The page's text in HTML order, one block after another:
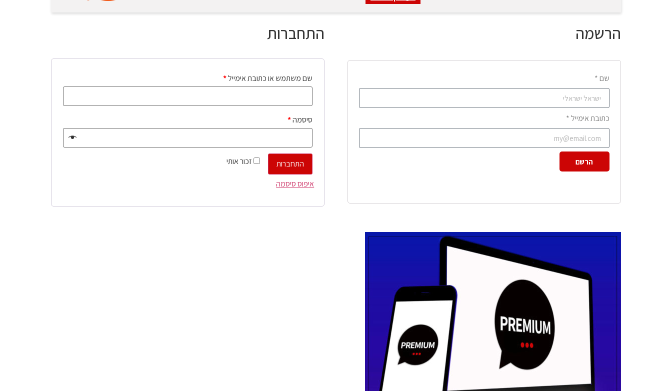
התחברות
שם משתמש או כתובת אימייל*
סיסמה*
זכור אותי
התחברות
איפוס סיסמה
הרשמה
שם *
כתובת אימייל *
הרשם